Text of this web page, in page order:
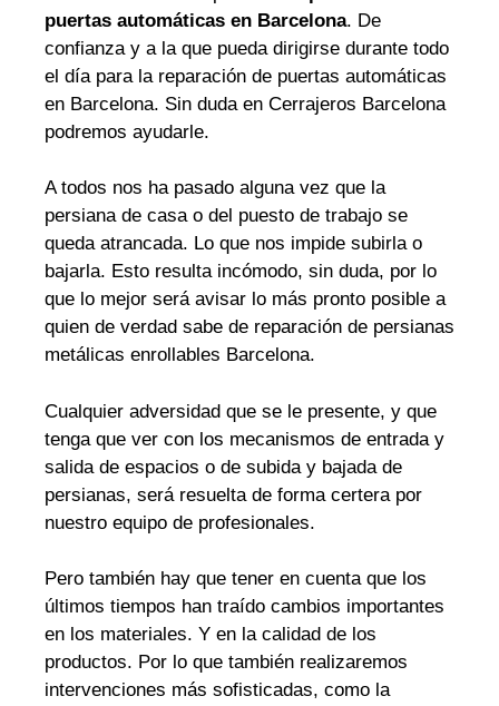
puertas automáticas en Barcelona. De
confianza y a la que pueda dirigirse durante todo
el día para la reparación de puertas automáticas
en Barcelona. Sin duda en Cerrajeros Barcelona
podremos ayudarle.
A todos nos ha pasado alguna vez que la
persiana de casa o del puesto de trabajo se
queda atrancada. Lo que nos impide subirla o
bajarla. Esto resulta incómodo, sin duda, por lo
que lo mejor será avisar lo más pronto posible a
quien de verdad sabe de reparación de persianas
metálicas enrollables Barcelona.
Cualquier adversidad que se le presente, y que
tenga que ver con los mecanismos de entrada y
salida de espacios o de subida y bajada de
persianas, será resuelta de forma certera por
nuestro equipo de profesionales.
Pero también hay que tener en cuenta que los
últimos tiempos han traído cambios importantes
en los materiales. Y en la calidad de los
productos. Por lo que también realizaremos
intervenciones más sofisticadas, como la